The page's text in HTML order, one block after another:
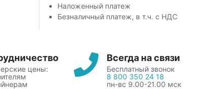
Наложенный платеж
Безналичный платеж, в т.ч. с НДС
цены:
Всегда на связи
Бесплатный звонок
8 800 350 24 18
пн-вс 9.00-21.00 мск